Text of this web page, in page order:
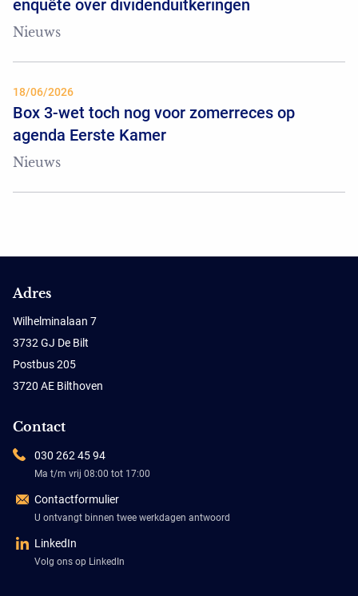
enquête over dividenduitkeringen
Nieuws
18/06/2026
Box 3-wet toch nog voor zomerreces op
agenda Eerste Kamer
Nieuws
Adres
Wilhelminalaan 7
3732 GJ De Bilt
Postbus 205
3720 AE Bilthoven
Contact
030 262 45 94
Ma t/m vrij 08:00 tot 17:00
Contactformulier
U ontvangt binnen twee werkdagen antwoord
LinkedIn
Volg ons op LinkedIn